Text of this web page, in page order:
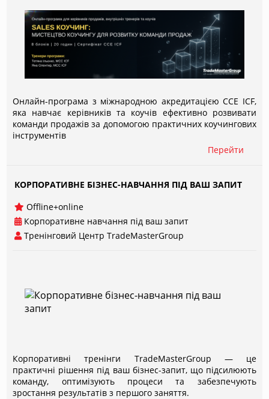
Онлайн-програма з міжнародною акредитацією CCE ICF,
яка навчає керівників та коучів ефективно розвивати
команди продажів за допомогою практичних коучингових
інструментів
Перейти
КОРПОРАТИВНЕ БІЗНЕС-НАВЧАННЯ ПІД ВАШ ЗАПИТ
Offline+online
Корпоративне навчання під ваш запит
Тренінговий Центр TradeMasterGroup
Корпоративні тренінги TradeMasterGroup — це
практичні рішення під ваш бізнес-запит, що підсилюють
команду, оптимізують процеси та забезпечують
зростання результатів з першого заняття.